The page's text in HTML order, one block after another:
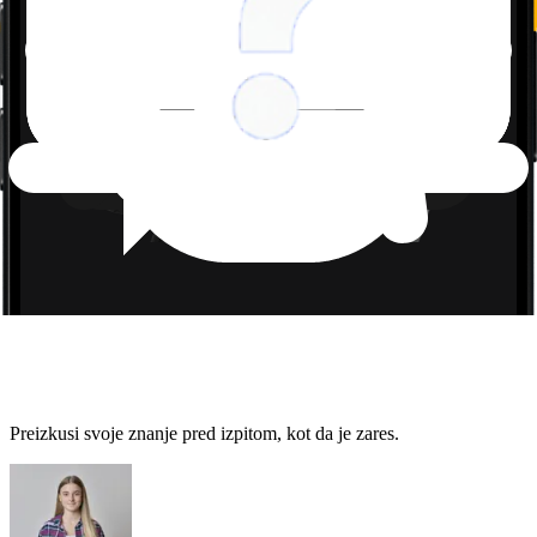
Preizkusi svoje znanje pred izpitom, kot da je zares.